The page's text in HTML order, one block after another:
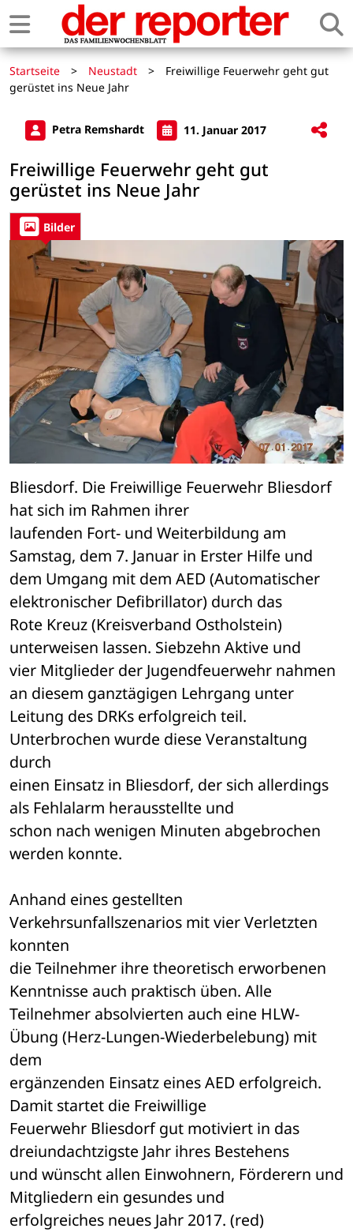
Startseite > Neustadt >
Freiwillige Feuerwehr geht gut
gerüstet ins Neue Jahr
Petra Remshardt 11. Januar 2017
Freiwillige Feuerwehr geht gut
gerüstet ins Neue Jahr
Bilder
Bliesdorf. Die Freiwillige Feuerwehr Bliesdorf
hat sich im Rahmen ihrer
laufenden Fort- und Weiterbildung am
Samstag, dem 7. Januar in Erster Hilfe und
dem Umgang mit dem AED (Automatischer
elektronischer Defibrillator) durch das
Rote Kreuz (Kreisverband Ostholstein)
unterweisen lassen. Siebzehn Aktive und
vier Mitglieder der Jugendfeuerwehr nahmen
an diesem ganztägigen Lehrgang unter
Leitung des DRKs erfolgreich teil.
Unterbrochen wurde diese Veranstaltung
durch
einen Einsatz in Bliesdorf, der sich allerdings
als Fehlalarm herausstellte und
schon nach wenigen Minuten abgebrochen
werden konnte.
Anhand eines gestellten
Verkehrsunfallszenarios mit vier Verletzten
konnten
die Teilnehmer ihre theoretisch erworbenen
Kenntnisse auch praktisch üben. Alle
Teilnehmer absolvierten auch eine HLW-
Übung (Herz-Lungen-Wiederbelebung) mit
dem
ergänzenden Einsatz eines AED erfolgreich.
Damit startet die Freiwillige
Feuerwehr Bliesdorf gut motiviert in das
dreiundachtzigste Jahr ihres Bestehens
und wünscht allen Einwohnern, Förderern und
Mitgliedern ein gesundes und
erfolgreiches neues Jahr 2017. (red)